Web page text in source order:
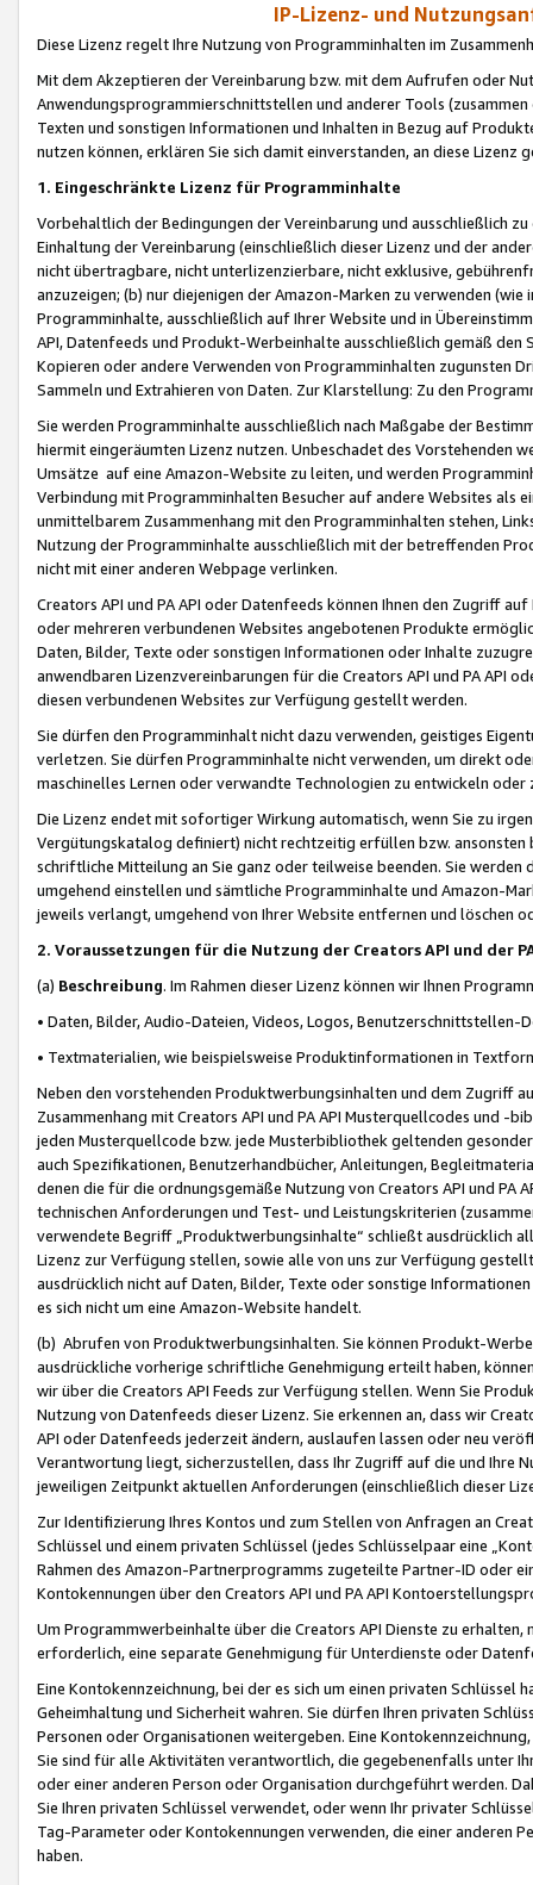
IP-Lizenz- und
Diese Lizenz regelt Ihre Nutzung von Programminhalten im
Mit dem Akzeptieren der Vereinbarung bzw. mit dem Aufrufen oder
Anwendungsprogrammierschnittstellen und anderer Tools (zusammen
Texten und sonstigen Informationen und Inhalten in Bezug auf
nutzen können, erklären Sie sich damit einverstanden, an diese Lizenz
1. Eingeschränkte Lizenz für Programminhalte
Vorbehaltlich der Bedingungen der Vereinbarung und ausschließlich
Einhaltung der Vereinbarung (einschließlich dieser Lizenz und der
nicht übertragbare, nicht unterlizenzierbare, nicht exklusive,
anzuzeigen; (b) nur diejenigen der Amazon-Marken zu verwenden
Programminhalte, ausschließlich auf Ihrer Website und in
API, Datenfeeds und Produkt-Werbeinhalte ausschließlich gemäß
Kopieren oder andere Verwenden von Programminhalten zugunsten
Sammeln und Extrahieren von Daten. Zur Klarstellung: Zu den
Sie werden Programminhalte ausschließlich nach Maßgabe der
hiermit eingeräumten Lizenz nutzen. Unbeschadet des Vorstehenden
Umsätze auf eine Amazon-Website zu leiten, und werden
Verbindung mit Programminhalten Besucher auf andere Websites als
unmittelbarem Zusammenhang mit den Programminhalten stehen,
Nutzung der Programminhalte ausschließlich mit der betreffenden
nicht mit einer anderen Webpage verlinken.
Creators API und PA API oder Datenfeeds können Ihnen den Zugriff
oder mehreren verbundenen Websites angebotenen Produkte
Daten, Bilder, Texte oder sonstigen Informationen oder Inhalte
anwendbaren Lizenzvereinbarungen für die Creators API und PA API
diesen verbundenen Websites zur Verfügung gestellt werden.
Sie dürfen den Programminhalt nicht dazu verwenden, geistiges
verletzen. Sie dürfen Programminhalte nicht verwenden, um direkt
maschinelles Lernen oder verwandte Technologien zu entwickeln
Die Lizenz endet mit sofortiger Wirkung automatisch, wenn Sie zu
Vergütungskatalog definiert) nicht rechtzeitig erfüllen bzw. ansonsten
schriftliche Mitteilung an Sie ganz oder teilweise beenden. Sie werden
umgehend einstellen und sämtliche Programminhalte und Amazon-
jeweils verlangt, umgehend von Ihrer Website entfernen und löschen
2. Voraussetzungen für die Nutzung der Creators API und der
(a) Beschreibung. Im Rahmen dieser Lizenz können wir Ihnen
• Daten, Bilder, Audio-Dateien, Videos, Logos, Benutzerschnittstellen-
• Textmaterialien, wie beispielsweise Produktinformationen in
Neben den vorstehenden Produktwerbungsinhalten und dem Zugriff
Zusammenhang mit Creators API und PA API Musterquellcodes und
jeden Musterquellcode bzw. jede Musterbibliothek geltenden
auch Spezifikationen, Benutzerhandbücher, Anleitungen,
denen die für die ordnungsgemäße Nutzung von Creators API und PA
technischen Anforderungen und Test- und Leistungskriterien
verwendete Begriff „Produktwerbungsinhalte“ schließt ausdrücklich
Lizenz zur Verfügung stellen, sowie alle von uns zur Verfügung
ausdrücklich nicht auf Daten, Bilder, Texte oder sonstige
es sich nicht um eine Amazon-Website handelt.
(b) Abrufen von Produktwerbungsinhalten. Sie können Produkt-
ausdrückliche vorherige schriftliche Genehmigung erteilt haben,
wir über die Creators API Feeds zur Verfügung stellen. Wenn Sie
Nutzung von Datenfeeds dieser Lizenz. Sie erkennen an, dass wir
API oder Datenfeeds jederzeit ändern, auslaufen lassen oder neu
Verantwortung liegt, sicherzustellen, dass Ihr Zugriff auf die und Ihre
jeweiligen Zeitpunkt aktuellen Anforderungen (einschließlich dieser
Zur Identifizierung Ihres Kontos und zum Stellen von Anfragen an
Schlüssel und einem privaten Schlüssel (jedes Schlüsselpaar eine
Rahmen des Amazon-Partnerprogramms zugeteilte Partner-ID oder
Kontokennungen über den Creators API und PA API
Um Programmwerbeinhalte über die Creators API Dienste zu
erforderlich, eine separate Genehmigung für Unterdienste oder
Eine Kontokennzeichnung, bei der es sich um einen privaten
Geheimhaltung und Sicherheit wahren. Sie dürfen Ihren privaten
Personen oder Organisationen weitergeben. Eine
Sie sind für alle Aktivitäten verantwortlich, die gegebenenfalls unter
oder einer anderen Person oder Organisation durchgeführt werden.
Sie Ihren privaten Schlüssel verwendet, oder wenn Ihr privater
Tag-Parameter oder Kontokennungen verwenden, die einer anderen
haben.